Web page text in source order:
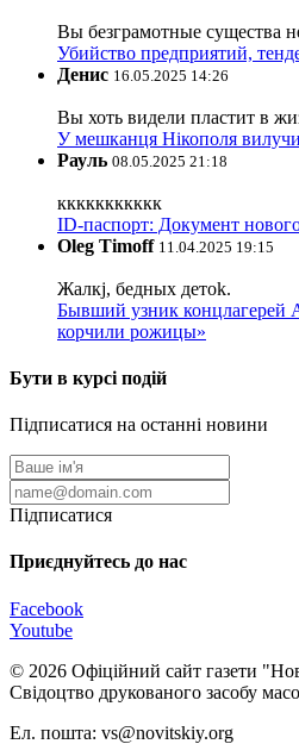
Вы безграмотные существа
Убийство предприятий,
Денис 16.05.2025 14:26
Вы хоть видели пластит в
У мешканця Нікополя
Рауль 08.05.2025 21:18
ккккккккккк
ID-паспорт: Документ
Oleg Timoff 11.04.2025 19:15
Жалкj, бедных детok.
Бывший узник концлагерей
корчили рожицы»
Бути в курсі подій
Підписатися на останні новини
Підписатися
Приєднуйтесь до нас
Facebook
Youtube
© 2026 Офіційний сайт газети
Свідоцтво друкованого засобу
Ел. пошта: vs@novitskiy.org